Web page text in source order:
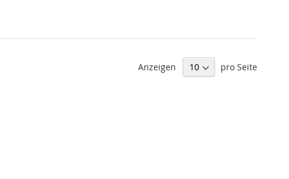
Anzeigen pro Seite